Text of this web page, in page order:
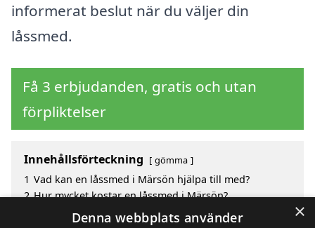
informerat beslut när du väljer din
låssmed.
Få 3 erbjudanden, gratis och utan
förpliktelser
Innehållsförteckning gömma
1 Vad kan en låssmed i Märsön hjälpa till med?
2 Hur mycket kostar en låssmed i Märsön?
Fördelar med att välja låssmed i Märsön
×
Denna webbplats använder